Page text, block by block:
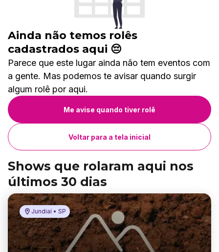
Ainda não temos rolês
cadastrados aqui 😔
Parece que este lugar ainda não tem eventos com
a gente. Mas podemos te avisar quando surgir
algum rolê por aqui.
Me avise quando tiver rolê
Voltar para a tela inicial
Shows que rolaram aqui nos
últimos 30 dias
Jundiaí • SP